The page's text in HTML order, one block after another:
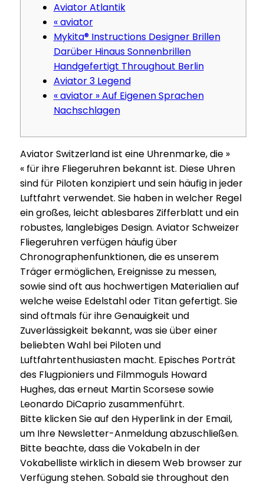
Aviator Atlantik
« aviator
Mykita® Instructions Designer Brillen
Darüber Hinaus Sonnenbrillen
Handgefertigt Throughout Berlin
Aviator 3 Legend
« aviator » Auf Eigenen Sprachen
Nachschlagen
Aviator Switzerland ist eine Uhrenmarke, die »
« für ihre Fliegeruhren bekannt ist. Diese Uhren
sind für Piloten konzipiert und sein häufig in jeder
Luftfahrt verwendet. Sie haben in welcher Regel
ein großes, leicht ablesbares Zifferblatt und ein
robustes, langlebiges Design. Aviator Schweizer
Fliegeruhren verfügen häufig über
Chronographenfunktionen, die es unserem
Träger ermöglichen, Ereignisse zu messen,
sowie sind oft aus hochwertigen Materialien auf
welche weise Edelstahl oder Titan gefertigt. Sie
sind oftmals für ihre Genauigkeit und
Zuverlässigkeit bekannt, was sie über einer
beliebten Wahl bei Piloten und
Luftfahrtenthusiasten macht. Episches Porträt
des Flugpioniers und Filmmoguls Howard
Hughes, das erneut Martin Scorsese sowie
Leonardo DiCaprio zusammenführt.
Bitte klicken Sie auf den Hyperlink in der Email,
um Ihre Newsletter-Anmeldung abzuschließen.
Bitte beachte, dass die Vokabeln in der
Vokabelliste wirklich in diesem Web browser zur
Verfügung stehen. Sobald sie throughout den